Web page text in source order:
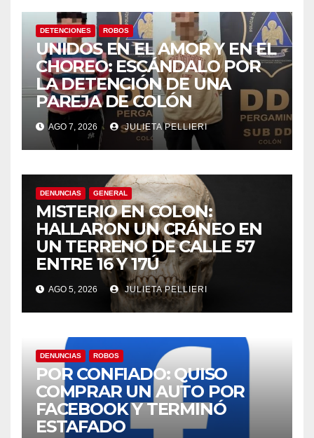
DETENCIONES ROBOS
UNIDOS EN EL AMOR Y EN EL
CHOREO: ESCÁNDALO POR
LA DETENCIÓN DE UNA
PAREJA DE COLÓN
AGO 7, 2026 JULIETA PELLIERI
DENUNCIAS GENERAL
MISTERIO EN COLON:
HALLARON UN CRÁNEO EN
UN TERRENO DE CALLE 57
ENTRE 16 Y 17Ú
AGO 5, 2026 JULIETA PELLIERI
DENUNCIAS ROBOS
POR CONFIADO: QUISO
COMPRAR UN AUTO POR
FACEBOOK Y TERMINÓ
ESTAFADO